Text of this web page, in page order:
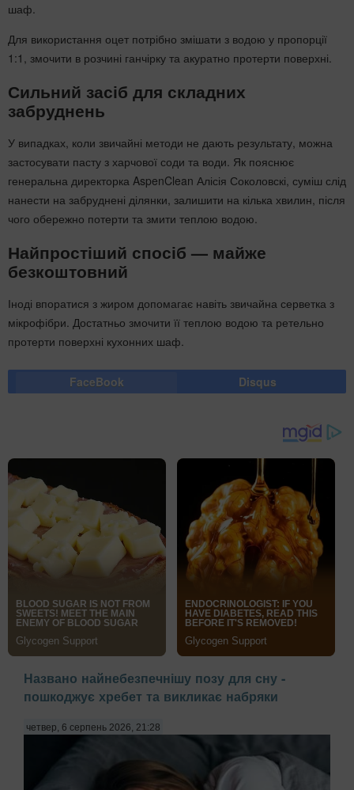
шаф.
Для використання оцет потрібно змішати з водою у пропорції
1:1, змочити в розчині ганчірку та акуратно протерти поверхні.
Сильний засіб для складних
забруднень
У випадках, коли звичайні методи не дають результату, можна
застосувати пасту з харчової соди та води. Як пояснює
генеральна директорка AspenClean Алісія Соколовскі, суміш слід
нанести на забруднені ділянки, залишити на кілька хвилин, після
чого обережно потерти та змити теплою водою.
Найпростіший спосіб — майже
безкоштовний
Іноді впоратися з жиром допомагає навіть звичайна серветка з
мікрофібри. Достатньо змочити її теплою водою та ретельно
протерти поверхні кухонних шаф.
FaceBook Disqus
Названо найнебезпечнішу позу для сну -
пошкоджує хребет та викликає набряки
четвер, 6 серпень 2026, 21:28